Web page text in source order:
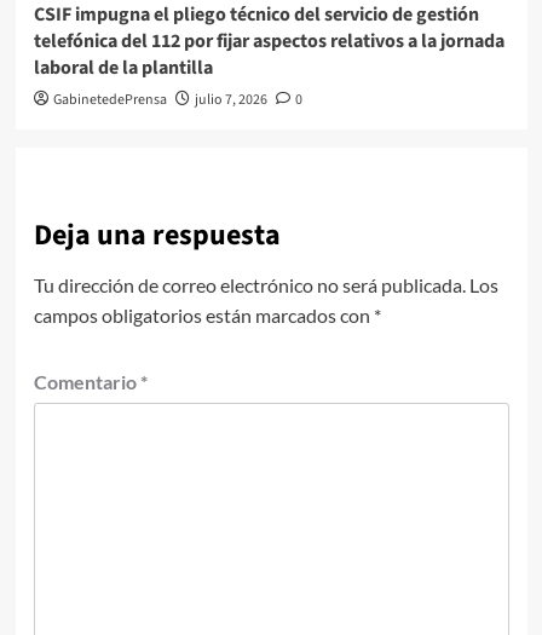
CSIF impugna el pliego técnico del servicio de gestión
telefónica del 112 por fijar aspectos relativos a la jornada
laboral de la plantilla
GabinetedePrensa julio 7, 2026 0
Deja una respuesta
Tu dirección de correo electrónico no será publicada. Los
campos obligatorios están marcados con *
Comentario *